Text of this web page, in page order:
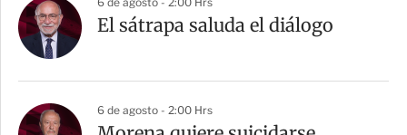
El sátrapa saluda el diálogo
6 de agosto - 2:00 Hrs